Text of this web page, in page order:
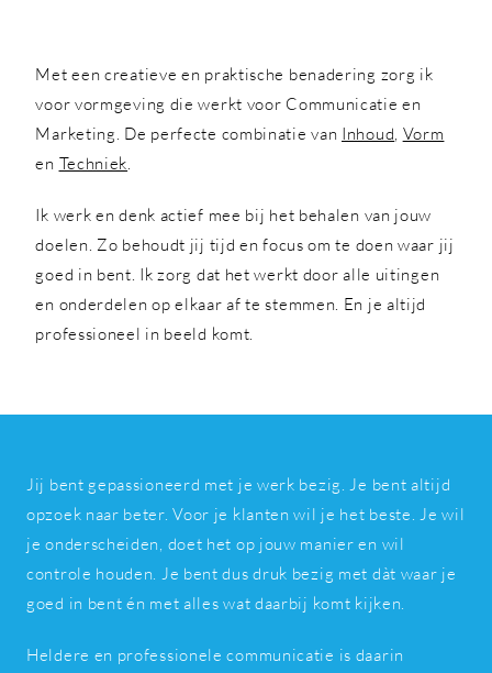
Met een creatieve en praktische benadering zorg ik
voor vormgeving die werkt voor Communicatie en
Marketing. De perfecte combinatie van Inhoud, Vorm
en Techniek.
Ik werk en denk actief mee bij het behalen van jouw
doelen. Zo behoudt jij tijd en focus om te doen waar jij
goed in bent. Ik zorg dat het werkt door alle uitingen
en onderdelen op elkaar af te stemmen. En je altijd
professioneel in beeld komt.
Jij bent gepassioneerd met je werk bezig. Je bent altijd
opzoek naar beter. Voor je klanten wil je het beste. Je wil
je onderscheiden, doet het op jouw manier en wil
controle houden. Je bent dus druk bezig met dàt waar je
goed in bent én met alles wat daarbij komt kijken.
Heldere en professionele communicatie is daarin